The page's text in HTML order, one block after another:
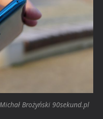
Brożyński 90sekund.pl